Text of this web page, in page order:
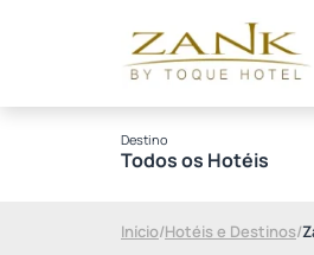
Destino
Todos os Hotéis
Início/Hotéis e Destinos/